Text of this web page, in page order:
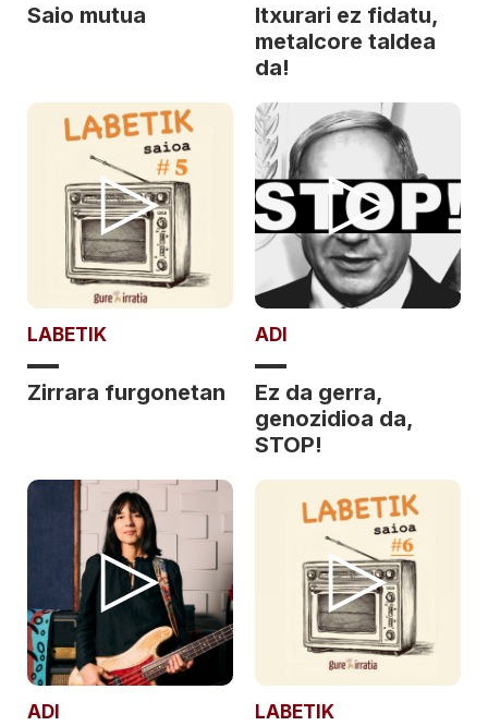
Saio mutua
Itxurari ez fidatu,
metalcore taldea
da!
LABETIK
Zirrara furgonetan
ADI
Ez da gerra,
genozidioa da,
STOP!
ADI LABETIK